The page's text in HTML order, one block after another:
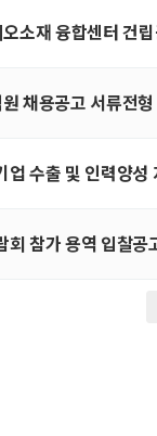
소재 융합센터 건
채용공고 서류전
수출 및 인력양성
참가 용역 입찰공